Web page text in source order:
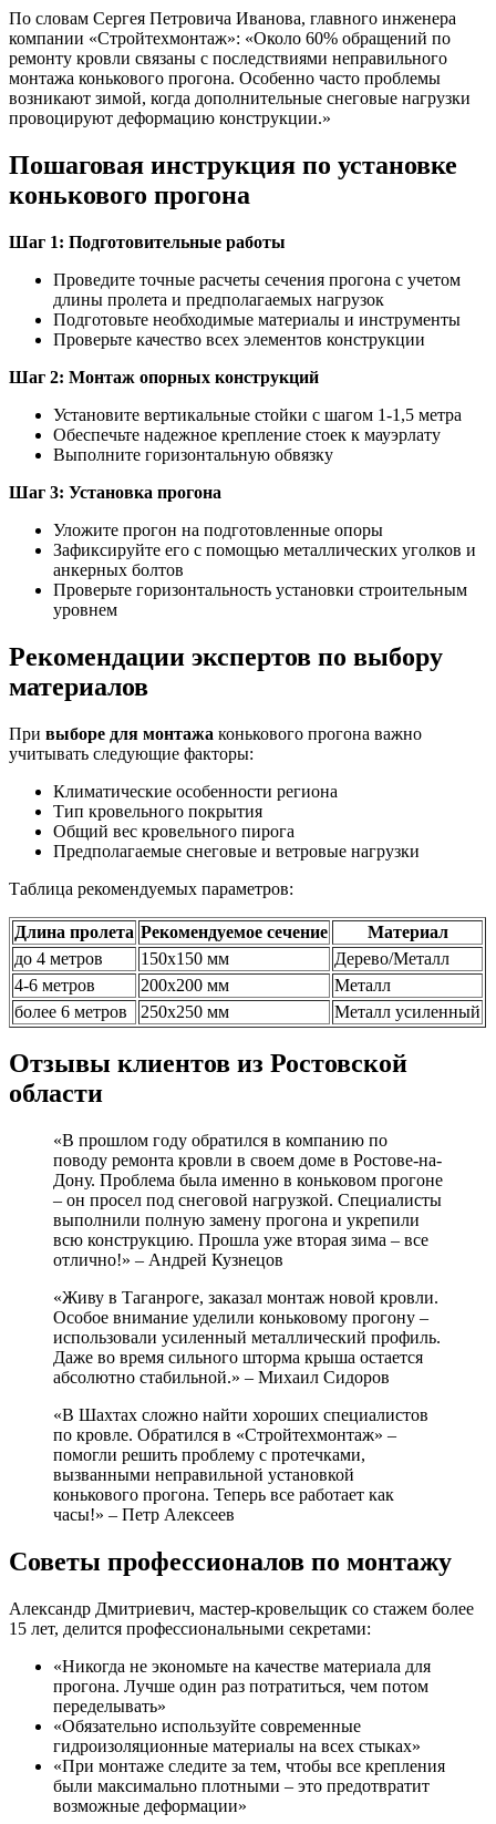
По словам Сергея Петровича Иванова, главного инженера
компании «Стройтехмонтаж»: «Около 60% обращений по
ремонту кровли связаны с последствиями неправильного
монтажа конькового прогона. Особенно часто проблемы
возникают зимой, когда дополнительные снеговые нагрузки
провоцируют деформацию конструкции.»
Пошаговая инструкция по установке
конькового прогона
Шаг 1: Подготовительные работы
Проведите точные расчеты сечения прогона с учетом
длины пролета и предполагаемых нагрузок
Подготовьте необходимые материалы и инструменты
Проверьте качество всех элементов конструкции
Шаг 2: Монтаж опорных конструкций
Установите вертикальные стойки с шагом 1-1,5 метра
Обеспечьте надежное крепление стоек к мауэрлату
Выполните горизонтальную обвязку
Шаг 3: Установка прогона
Уложите прогон на подготовленные опоры
Зафиксируйте его с помощью металлических уголков и
анкерных болтов
Проверьте горизонтальность установки строительным
уровнем
Рекомендации экспертов по выбору
материалов
При выборе для монтажа конькового прогона важно
учитывать следующие факторы:
Климатические особенности региона
Тип кровельного покрытия
Общий вес кровельного пирога
Предполагаемые снеговые и ветровые нагрузки
Таблица рекомендуемых параметров:
Длина пролета Рекомендуемое сечение
Материал
до 4 метров
150х150 мм
Дерево/Металл
4-6 метров
200х200 мм
Металл
более 6 метров
250х250 мм Металл усиленный
Отзывы клиентов из Ростовской
области
«В прошлом году обратился в компанию по
поводу ремонта кровли в своем доме в Ростове-на-
Дону. Проблема была именно в коньковом прогоне
– он просел под снеговой нагрузкой. Специалисты
выполнили полную замену прогона и укрепили
всю конструкцию. Прошла уже вторая зима – все
отлично!» – Андрей Кузнецов
«Живу в Таганроге, заказал монтаж новой кровли.
Особое внимание уделили коньковому прогону –
использовали усиленный металлический профиль.
Даже во время сильного шторма крыша остается
абсолютно стабильной.» – Михаил Сидоров
«В Шахтах сложно найти хороших специалистов
по кровле. Обратился в «Стройтехмонтаж» –
помогли решить проблему с протечками,
вызванными неправильной установкой
конькового прогона. Теперь все работает как
часы!» – Петр Алексеев
Советы профессионалов по монтажу
Александр Дмитриевич, мастер-кровельщик со стажем более
15 лет, делится профессиональными секретами:
«Никогда не экономьте на качестве материала для
прогона. Лучше один раз потратиться, чем потом
переделывать»
«Обязательно используйте современные
гидроизоляционные материалы на всех стыках»
«При монтаже следите за тем, чтобы все крепления
были максимально плотными – это предотвратит
возможные деформации»